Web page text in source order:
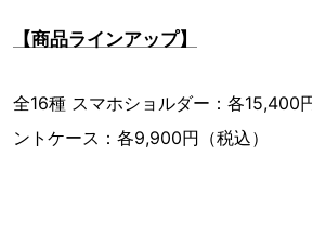
【商品ラインアップ】
全16種 スマホショルダー：各15,400
ントケース：各9,900円（税込）